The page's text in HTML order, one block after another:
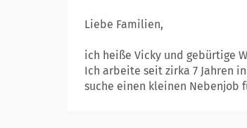
Liebe Familien,
ich heiße Vicky und gebürtige
Ich arbeite seit zirka 7 Jahren
suche einen kleinen Nebenjob